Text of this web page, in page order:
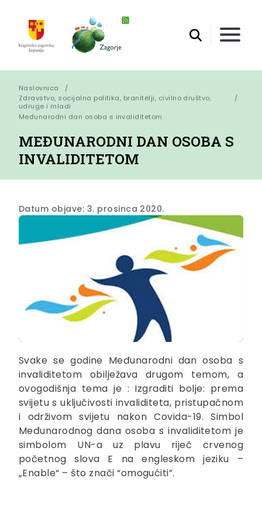
Naslovnica
Zdravstvo, socijalna politika, branitelji, civilno društvo,
udruge i mladi
Međunarodni dan osoba s invaliditetom
MEĐUNARODNI DAN OSOBA S
INVALIDITETOM
Datum objave: 3. prosinca 2020.
Svake se godine Međunarodni dan osoba s
invaliditetom obilježava drugom temom, a
ovogodišnja tema je : Izgraditi bolje: prema
svijetu s uključivosti invaliditeta, pristupačnom
i održivom svijetu nakon Covida-19. Simbol
Međunarodnog dana osoba s invaliditetom je
simbolom UN-a uz plavu riječ crvenog
početnog slova E na engleskom jeziku –
„Enable“ – što znači “omogućiti”.